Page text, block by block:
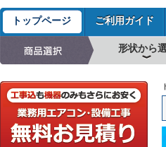
トップページ ご利用ガイド
形状から